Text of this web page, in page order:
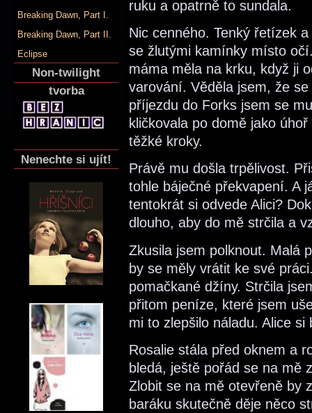
Breaking Dawn, Part I.
Breaking Dawn, Part II.
Eclipse
Non-twilight
tvorba
Nenechte si ujít!
ruku a opatrně to sundala.
Nic cenného. Tenký řetízek
se žlutými kamínky místo
máma měla na krku, když ji
varování. Věděla jsem, že
příjezdu do Forks jsem se
kličkovala po domě jako
těžké kroky.
Právě mu došla trpělivost.
tohle báječné překvapení. A
tentokrát si odvede Alici?
dlouho, aby do mě strčila a
Zkusila jsem polknout. Malá
by se měly vrátit ke své
pomačkané džíny. Strčila
přitom peníze, které jsem
mi to zlepšilo náladu. Alice
Rosalie stála před oknem a
bledá, ještě pořád se na mě
Zlobit se na mě otevřeně by
baráku skutečně děje něco